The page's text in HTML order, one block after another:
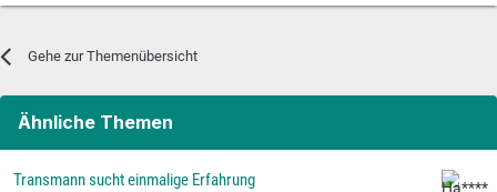
Gehe zur Themenübersicht
Ähnliche Themen
Transmann sucht einmalige Erfahrung